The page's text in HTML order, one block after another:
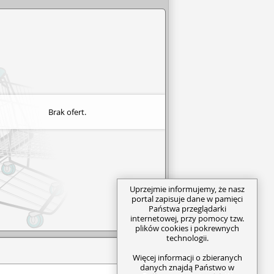
Brak ofert.
Uprzejmie informujemy, że nasz
portal zapisuje dane w pamięci
Państwa przeglądarki
internetowej, przy pomocy tzw.
plików cookies i pokrewnych
technologii.
Więcej informacji o zbieranych
danych znajdą Państwo w